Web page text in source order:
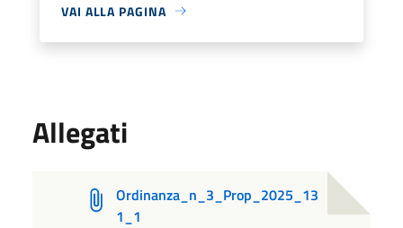
VAI ALLA PAGINA
Allegati
Ordinanza_n_3_Prop_2025_13
1_1